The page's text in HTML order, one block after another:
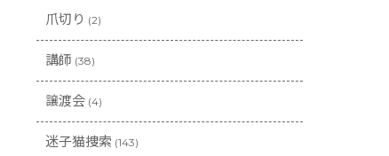
爪切り (2)
講師 (38)
譲渡会 (4)
迷子猫捜索 (143)